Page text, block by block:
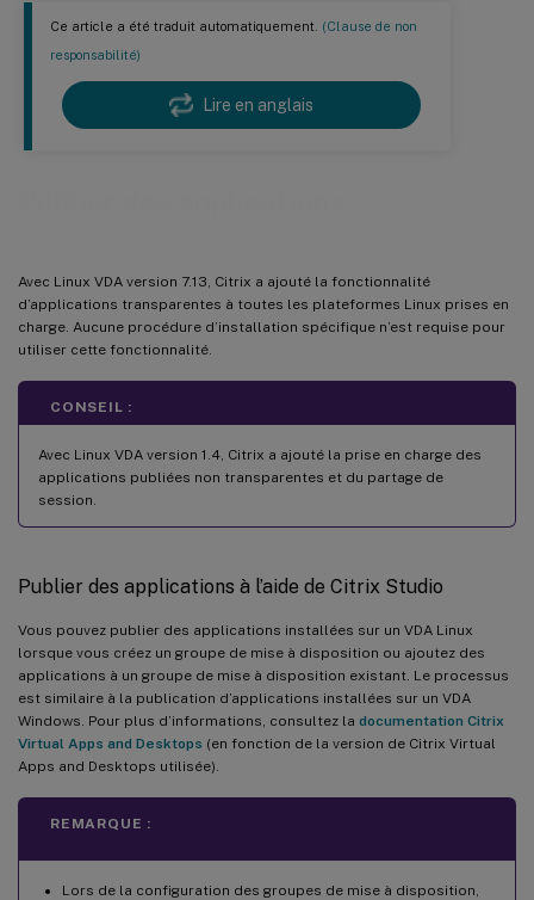
Ce article a été traduit automatiquement. (Clause de non
responsabilité)
Lire en anglais
Avec Linux VDA version 7.13, Citrix a ajouté la fonctionnalité
d’applications transparentes à toutes les plateformes Linux prises en
charge. Aucune procédure d’installation spécifique n’est requise pour
utiliser cette fonctionnalité.
CONSEIL :
Avec Linux VDA version 1.4, Citrix a ajouté la prise en charge des
applications publiées non transparentes et du partage de
session.
Publier des applications à l’aide de Citrix Studio
Vous pouvez publier des applications installées sur un VDA Linux
lorsque vous créez un groupe de mise à disposition ou ajoutez des
applications à un groupe de mise à disposition existant. Le processus
est similaire à la publication d’applications installées sur un VDA
Windows. Pour plus d’informations, consultez la documentation Citrix
Virtual Apps and Desktops (en fonction de la version de Citrix Virtual
Apps and Desktops utilisée).
REMARQUE :
Lors de la configuration des groupes de mise à disposition,